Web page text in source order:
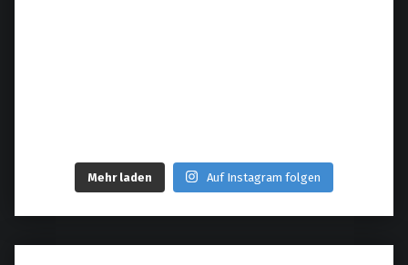
Mehr laden Auf Instagram folgen